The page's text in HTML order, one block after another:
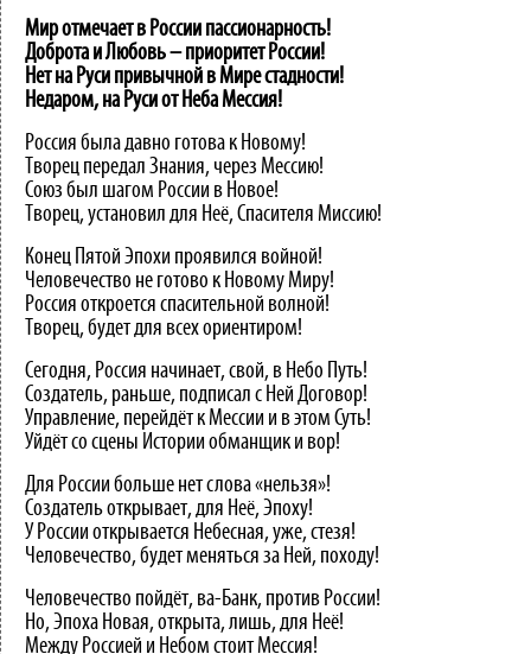
Мир отмечает в России пассионарность!
Доброта и Любовь – приоритет России!
Нет на Руси привычной в Мире стадности!
Недаром, на Руси от Неба Мессия!
Россия была давно готова к Новому!
Творец передал Знания, через Мессию!
Союз был шагом России в Новое!
Творец, установил для Неё, Спасителя Миссию!
Конец Пятой Эпохи проявился войной!
Человечество не готово к Новому Миру!
Россия откроется спасительной волной!
Творец, будет для всех ориентиром!
Сегодня, Россия начинает, свой, в Небо Путь!
Создатель, раньше, подписал с Ней Договор!
Управление, перейдёт к Мессии и в этом Суть!
Уйдёт со сцены Истории обманщик и вор!
Для России больше нет слова «нельзя»!
Создатель открывает, для Неё, Эпоху!
У России открывается Небесная, уже, стезя!
Человечество, будет меняться за Ней, походу!
Человечество пойдёт, ва-Банк, против России!
Но, Эпоха Новая, открыта, лишь, для Неё!
Между Россией и Небом стоит Мессия!